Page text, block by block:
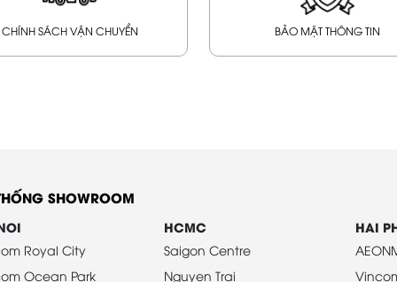
CHÍNH SÁCH VẬN CHUYỂN BẢO MẬT THÔNG TIN
SHOWROOM
Royal City
Ocean Park
HCMC
Saigon Centre
Nguyen Trai
HAI